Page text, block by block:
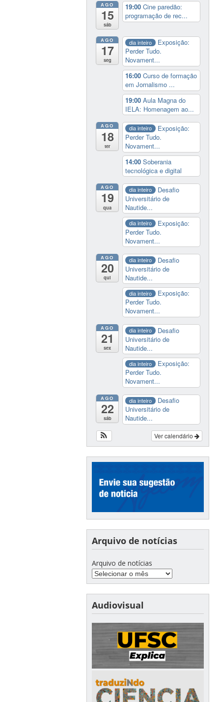
AGO
15
sáb
19:00Cine paredão:
programação de rec...
AGO
17
seg
dia inteiro
Exposição:
Perder Tudo.
Novament...
16:00Curso de formação
em Jornalismo ...
19:00Aula Magna do
IELA: Homenagem ao...
AGO
18
ter
dia inteiro
Exposição:
Perder Tudo.
Novament...
14:00Soberania
tecnológica e digital
AGO
19
qua
dia inteiro
Desafio
Universitário de
Nautide...
dia inteiro
Exposição:
Perder Tudo.
Novament...
AGO
20
qui
dia inteiro
Desafio
Universitário de
Nautide...
dia inteiro
Exposição:
Perder Tudo.
Novament...
AGO
21
sex
dia inteiro
Desafio
Universitário de
Nautide...
dia inteiro
Exposição:
Perder Tudo.
Novament...
AGO
22
sáb
dia inteiro
Desafio
Universitário de
Nautide...
Ver calendário
Arquivo de notícias
Arquivo de notícias
Audiovisual